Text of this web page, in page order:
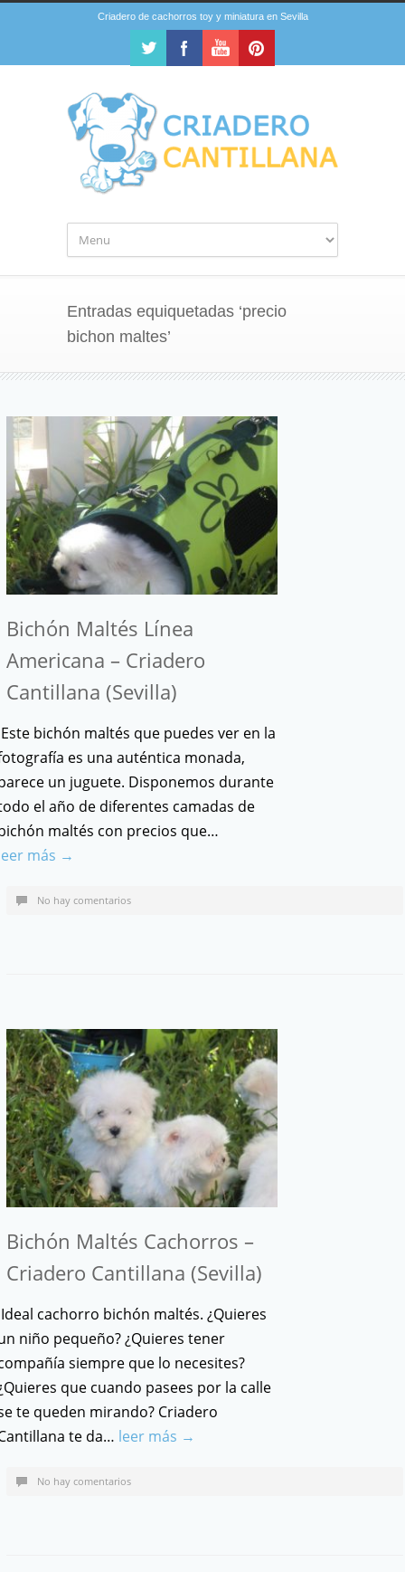
Criadero de cachorros toy y miniatura en Sevilla
Entradas equiquetadas ‘precio
bichon maltes’
Bichón Maltés Línea
Americana – Criadero
Cantillana (Sevilla)
bichón maltés que puedes ver en la
es una auténtica monada,
un juguete. Disponemos durante
el año de diferentes camadas de
maltés con precios que…
más →
No hay comentarios
Bichón Maltés Cachorros –
Criadero Cantillana (Sevilla)
cachorro bichón maltés. ¿Quieres
niño pequeño? ¿Quieres tener
siempre que lo necesites?
que cuando pasees por la calle
te queden mirando? Criadero
te da… leer más →
No hay comentarios